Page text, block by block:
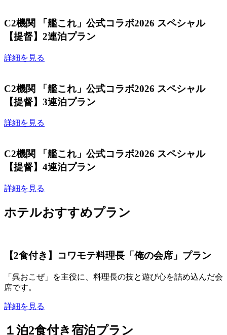
C2機関 「艦これ」公式コラボ2026 スペシャル
【提督】2連泊プラン
詳細を見る
C2機関 「艦これ」公式コラボ2026 スペシャル
【提督】3連泊プラン
詳細を見る
C2機関 「艦これ」公式コラボ2026 スペシャル
【提督】4連泊プラン
詳細を見る
ホテルおすすめプラン
【2食付き】コワモテ料理長「俺の会席」プラン
「呉おこぜ」を主役に、料理長の技と遊び心を詰め込んだ会
席です。
詳細を見る
１泊2食付き宿泊プラン